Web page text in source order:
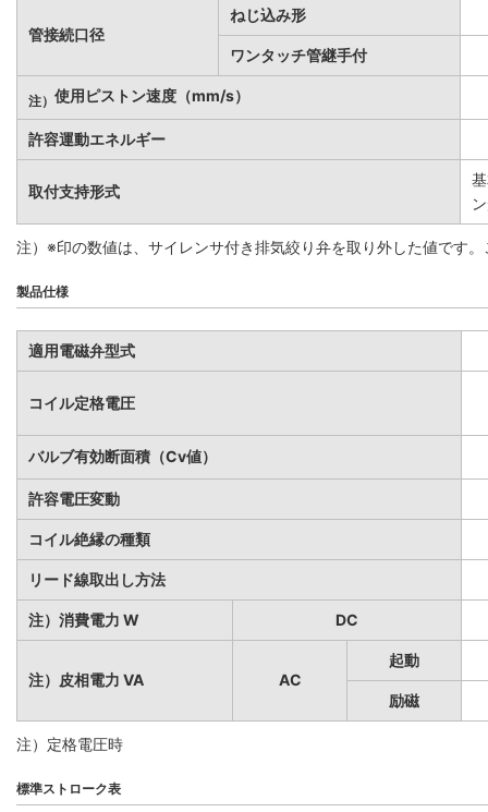
管接続口径
ねじ込み形
ワンタッチ管継手付
注） 使用ピストン速度（mm/s）
許容運動エネルギー
取付支持形式
注）※印の数値は、サイレンサ付き排気絞り弁を取り外した値です
製品仕様
適用電磁弁型式
コイル定格電圧
バルブ有効断面積（Cv値）
許容電圧変動
コイル絶縁の種類
リード線取出し方法
注）消費電力 W DC
注）皮相電力 VA AC
起動
励磁
注）定格電圧時
標準ストローク表